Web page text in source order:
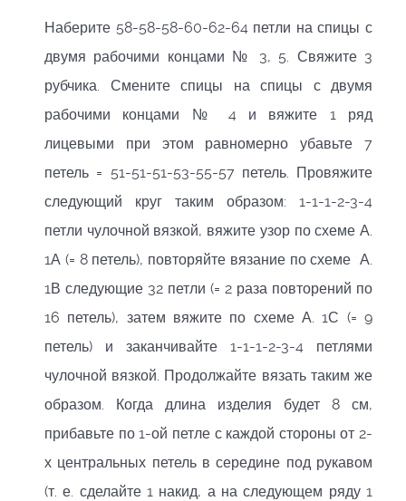
Наберите 58-58-58-60-62-64 петли на спицы с
двумя рабочими концами № 3, 5. Свяжите 3
рубчика. Смените спицы на спицы с двумя
рабочими концами № 4 и вяжите 1 ряд
лицевыми при этом равномерно убавьте 7
петель = 51-51-51-53-55-57 петель. Провяжите
следующий круг таким образом: 1-1-1-2-3-4
петли чулочной вязкой, вяжите узор по схеме А.
1А (= 8 петель), повторяйте вязание по схеме А.
1В следующие 32 петли (= 2 раза повторений по
16 петель), затем вяжите по схеме А. 1С (= 9
петель) и заканчивайте 1-1-1-2-3-4 петлями
чулочной вязкой. Продолжайте вязать таким же
образом. Когда длина изделия будет 8 см,
прибавьте по 1-ой петле с каждой стороны от 2-
х центральных петель в середине под рукавом
(т. е. сделайте 1 накид, а на следующем ряду 1